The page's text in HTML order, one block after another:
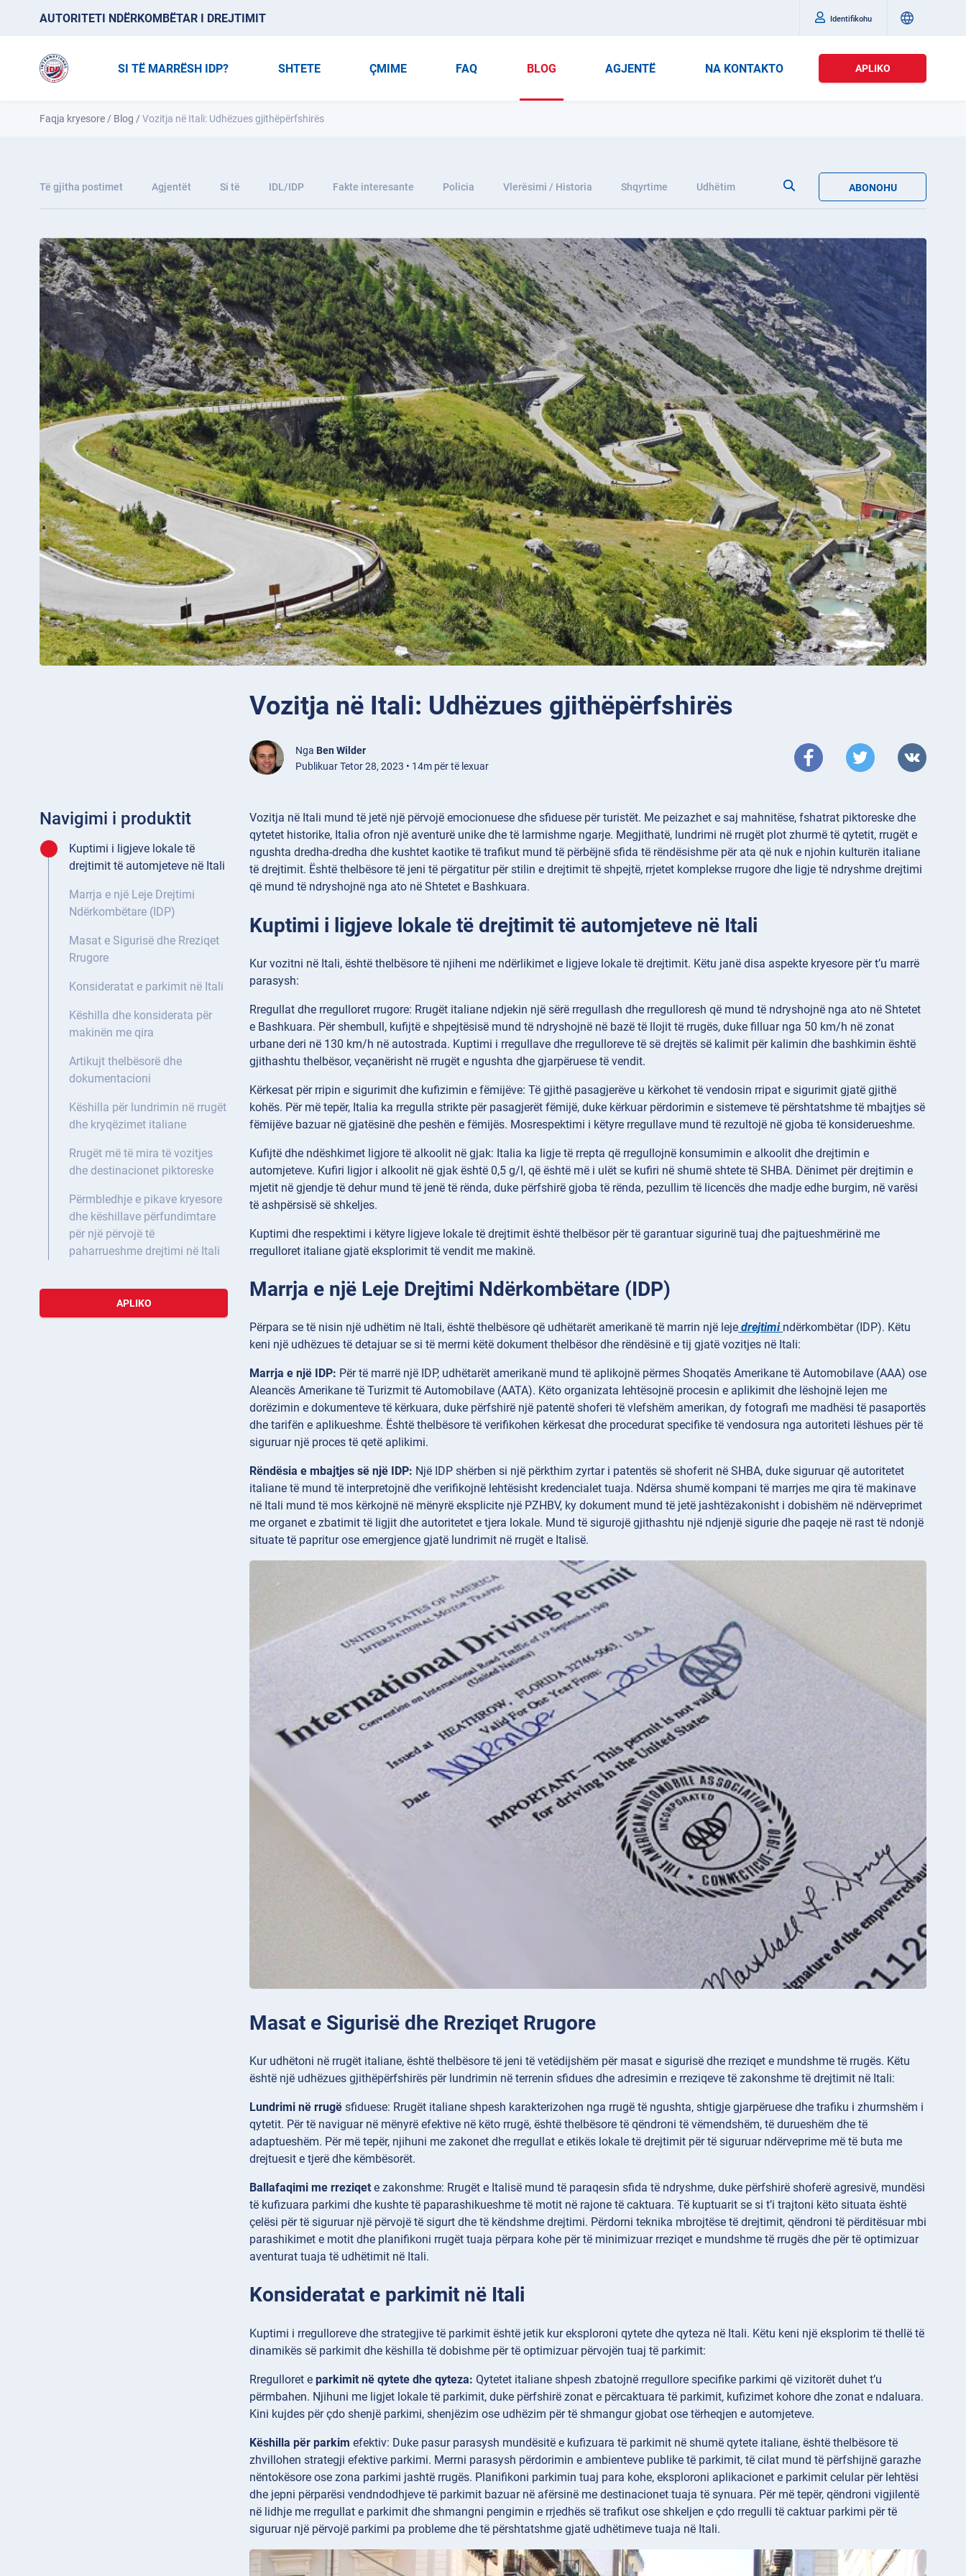
AUTORITETI NDËRKOMBËTAR I DREJTIMIT Identifikohu
SI TË MARRËSH IDP? SHTETE ÇMIME FAQ BLOG AGJENTË NA KONTAKTO APLIKO
Faqja kryesore / Blog /Vozitja në Itali: Udhëzues gjithëpërfshirës
Të gjitha postimet Agjentët Si të IDL/IDP Fakte interesante Policia Vlerësimi / Historia Shqyrtime Udhëtim ABONOHU
Vozitja në Itali: Udhëzues gjithëpërfshirës
Nga Ben Wilder
Publikuar Tetor 28, 2023 • 14m për të lexuar
Navigimi i produktit
Kuptimi i ligjeve lokale të
drejtimit të automjeteve në Itali
Marrja e një Leje Drejtimi
Ndërkombëtare (IDP)
Masat e Sigurisë dhe Rreziqet
Rrugore
Konsideratat e parkimit në Itali
Këshilla dhe konsiderata për
makinën me qira
Artikujt thelbësorë dhe
dokumentacioni
Këshilla për lundrimin në rrugët
dhe kryqëzimet italiane
Rrugët më të mira të vozitjes
dhe destinacionet piktoreske
Përmbledhje e pikave kryesore
dhe këshillave përfundimtare
për një përvojë të
paharrueshme drejtimi në Itali
APLIKO
Vozitja në Itali mund të jetë një përvojë emocionuese dhe sfiduese për turistët. Me peizazhet e saj mahnitëse, fshatrat piktoreske dhe
qytetet historike, Italia ofron një aventurë unike dhe të larmishme ngarje. Megjithatë, lundrimi në rrugët plot zhurmë të qytetit, rrugët e
ngushta dredha-dredha dhe kushtet kaotike të trafikut mund të përbëjnë sfida të rëndësishme për ata që nuk e njohin kulturën italiane
të drejtimit. Është thelbësore të jeni të përgatitur për stilin e drejtimit të shpejtë, rrjetet komplekse rrugore dhe ligje të ndryshme drejtimi
që mund të ndryshojnë nga ato në Shtetet e Bashkuara.
Kuptimi i ligjeve lokale të drejtimit të automjeteve në Itali
Kur vozitni në Itali, është thelbësore të njiheni me ndërlikimet e ligjeve lokale të drejtimit. Këtu janë disa aspekte kryesore për t’u marrë
parasysh:
Rregullat dhe rregulloret rrugore: Rrugët italiane ndjekin një sërë rregullash dhe rregulloresh që mund të ndryshojnë nga ato në Shtetet
e Bashkuara. Për shembull, kufijtë e shpejtësisë mund të ndryshojnë në bazë të llojit të rrugës, duke filluar nga 50 km/h në zonat
urbane deri në 130 km/h në autostrada. Kuptimi i rregullave dhe rregulloreve të së drejtës së kalimit për kalimin dhe bashkimin është
gjithashtu thelbësor, veçanërisht në rrugët e ngushta dhe gjarpëruese të vendit.
Kërkesat për rripin e sigurimit dhe kufizimin e fëmijëve: Të gjithë pasagjerëve u kërkohet të vendosin rripat e sigurimit gjatë gjithë
kohës. Për më tepër, Italia ka rregulla strikte për pasagjerët fëmijë, duke kërkuar përdorimin e sistemeve të përshtatshme të mbajtjes së
fëmijëve bazuar në gjatësinë dhe peshën e fëmijës. Mosrespektimi i këtyre rregullave mund të rezultojë në gjoba të konsiderueshme.
Kufijtë dhe ndëshkimet ligjore të alkoolit në gjak: Italia ka ligje të rrepta që rregullojnë konsumimin e alkoolit dhe drejtimin e
automjeteve. Kufiri ligjor i alkoolit në gjak është 0,5 g/l, që është më i ulët se kufiri në shumë shtete të SHBA. Dënimet për drejtimin e
mjetit në gjendje të dehur mund të jenë të rënda, duke përfshirë gjoba të rënda, pezullim të licencës dhe madje edhe burgim, në varësi
të ashpërsisë së shkeljes.
Kuptimi dhe respektimi i këtyre ligjeve lokale të drejtimit është thelbësor për të garantuar sigurinë tuaj dhe pajtueshmërinë me
rregulloret italiane gjatë eksplorimit të vendit me makinë.
Marrja e një Leje Drejtimi Ndërkombëtare (IDP)
Përpara se të nisin një udhëtim në Itali, është thelbësore që udhëtarët amerikanë të marrin një leje drejtimi ndërkombëtar (IDP). Këtu
keni një udhëzues të detajuar se si të merrni këtë dokument thelbësor dhe rëndësinë e tij gjatë vozitjes në Itali:
Marrja e një IDP: Për të marrë një IDP, udhëtarët amerikanë mund të aplikojnë përmes Shoqatës Amerikane të Automobilave (AAA) ose
Aleancës Amerikane të Turizmit të Automobilave (AATA). Këto organizata lehtësojnë procesin e aplikimit dhe lëshojnë lejen me
dorëzimin e dokumenteve të kërkuara, duke përfshirë një patentë shoferi të vlefshëm amerikan, dy fotografi me madhësi të pasaportës
dhe tarifën e aplikueshme. Është thelbësore të verifikohen kërkesat dhe procedurat specifike të vendosura nga autoriteti lëshues për të
siguruar një proces të qetë aplikimi.
Rëndësia e mbajtjes së një IDP: Një IDP shërben si një përkthim zyrtar i patentës së shoferit në SHBA, duke siguruar që autoritetet
italiane të mund të interpretojnë dhe verifikojnë lehtësisht kredencialet tuaja. Ndërsa shumë kompani të marrjes me qira të makinave
në Itali mund të mos kërkojnë në mënyrë eksplicite një PZHBV, ky dokument mund të jetë jashtëzakonisht i dobishëm në ndërveprimet
me organet e zbatimit të ligjit dhe autoritetet e tjera lokale. Mund të sigurojë gjithashtu një ndjenjë sigurie dhe paqeje në rast të ndonjë
situate të papritur ose emergjence gjatë lundrimit në rrugët e Italisë.
Masat e Sigurisë dhe Rreziqet Rrugore
Kur udhëtoni në rrugët italiane, është thelbësore të jeni të vetëdijshëm për masat e sigurisë dhe rreziqet e mundshme të rrugës. Këtu
është një udhëzues gjithëpërfshirës për lundrimin në terrenin sfidues dhe adresimin e rreziqeve të zakonshme të drejtimit në Itali:
Lundrimi në rrugë sfiduese: Rrugët italiane shpesh karakterizohen nga rrugë të ngushta, shtigje gjarpëruese dhe trafiku i zhurmshëm i
qytetit. Për të naviguar në mënyrë efektive në këto rrugë, është thelbësore të qëndroni të vëmendshëm, të durueshëm dhe të
adaptueshëm. Për më tepër, njihuni me zakonet dhe rregullat e etikës lokale të drejtimit për të siguruar ndërveprime më të buta me
drejtuesit e tjerë dhe këmbësorët.
Ballafaqimi me rreziqet e zakonshme: Rrugët e Italisë mund të paraqesin sfida të ndryshme, duke përfshirë shoferë agresivë, mundësi
të kufizuara parkimi dhe kushte të paparashikueshme të motit në rajone të caktuara. Të kuptuarit se si t’i trajtoni këto situata është
çelësi për të siguruar një përvojë të sigurt dhe të këndshme drejtimi. Përdorni teknika mbrojtëse të drejtimit, qëndroni të përditësuar mbi
parashikimet e motit dhe planifikoni rrugët tuaja përpara kohe për të minimizuar rreziqet e mundshme të rrugës dhe për të optimizuar
aventurat tuaja të udhëtimit në Itali.
Konsideratat e parkimit në Itali
Kuptimi i rregulloreve dhe strategjive të parkimit është jetik kur eksploroni qytete dhe qyteza në Itali. Këtu keni një eksplorim të thellë të
dinamikës së parkimit dhe këshilla të dobishme për të optimizuar përvojën tuaj të parkimit:
Rregulloret e parkimit në qytete dhe qyteza: Qytetet italiane shpesh zbatojnë rregullore specifike parkimi që vizitorët duhet t’u
përmbahen. Njihuni me ligjet lokale të parkimit, duke përfshirë zonat e përcaktuara të parkimit, kufizimet kohore dhe zonat e ndaluara.
Kini kujdes për çdo shenjë parkimi, shenjëzim ose udhëzim për të shmangur gjobat ose tërheqjen e automjeteve.
Këshilla për parkim efektiv: Duke pasur parasysh mundësitë e kufizuara të parkimit në shumë qytete italiane, është thelbësore të
zhvillohen strategji efektive parkimi. Merrni parasysh përdorimin e ambienteve publike të parkimit, të cilat mund të përfshijnë garazhe
nëntokësore ose zona parkimi jashtë rrugës. Planifikoni parkimin tuaj para kohe, eksploroni aplikacionet e parkimit celular për lehtësi
dhe jepni përparësi vendndodhjeve të parkimit bazuar në afërsinë me destinacionet tuaja të synuara. Për më tepër, qëndroni vigjilentë
në lidhje me rregullat e parkimit dhe shmangni pengimin e rrjedhës së trafikut ose shkeljen e çdo rregulli të caktuar parkimi për të
siguruar një përvojë parkimi pa probleme dhe të përshtatshme gjatë udhëtimeve tuaja në Itali.